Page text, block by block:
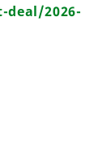
2026-